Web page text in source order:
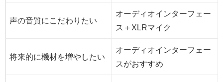
声の音質にこだわりたい
オーディオインターフェー
ス＋XLRマイク
将来的に機材を増やしたい
オーディオインターフェー
スがおすすめ